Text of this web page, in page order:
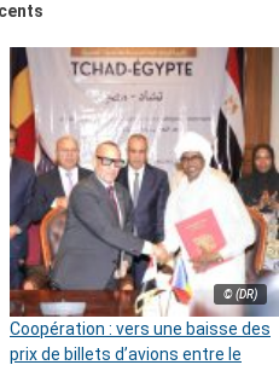
© (DR)
Coopération : vers une baisse des
prix de billets d’avions entre le